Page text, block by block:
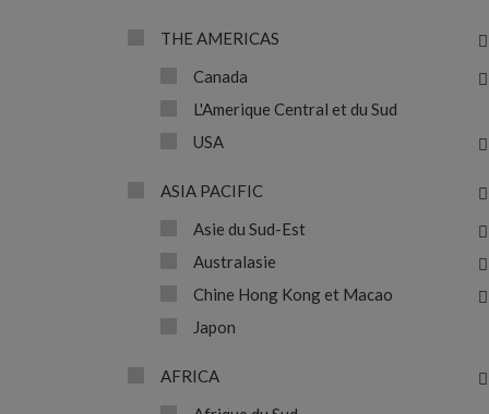
THE AMERICAS
Canada
L'Amerique Central et du Sud
USA
ASIA PACIFIC
Asie du Sud-Est
Australasie
Chine Hong Kong et Macao
Japon
AFRICA